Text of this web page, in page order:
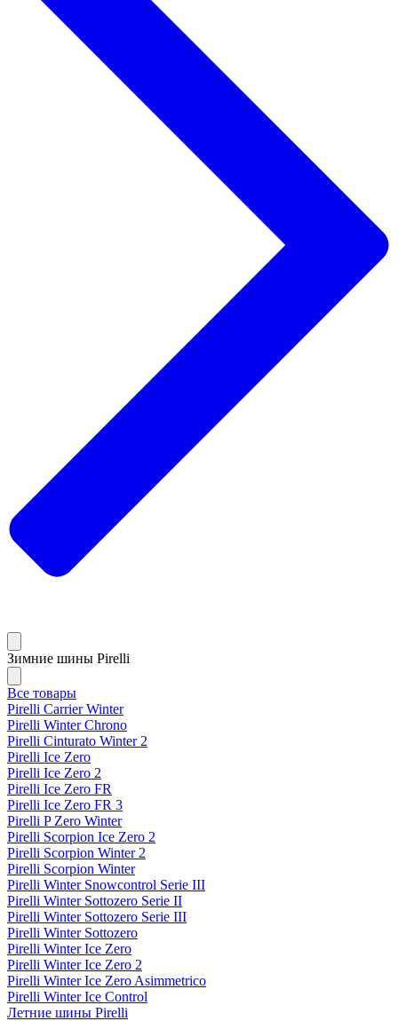
Зимние шины Pirelli
Все товары
Pirelli Carrier Winter
Pirelli Winter Chrono
Pirelli Cinturato Winter 2
Pirelli Ice Zero
Pirelli Ice Zero 2
Pirelli Ice Zero FR
Pirelli Ice Zero FR 3
Pirelli P Zero Winter
Pirelli Scorpion Ice Zero 2
Pirelli Scorpion Winter 2
Pirelli Scorpion Winter
Pirelli Winter Snowcontrol Serie III
Pirelli Winter Sottozero Serie II
Pirelli Winter Sottozero Serie III
Pirelli Winter Sottozero
Pirelli Winter Ice Zero
Pirelli Winter Ice Zero 2
Pirelli Winter Ice Zero Asimmetrico
Pirelli Winter Ice Control
Летние шины Pirelli